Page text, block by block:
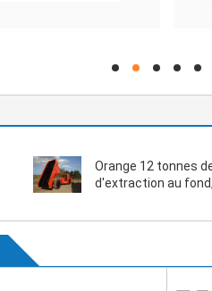
hd hd hd hd hd
Orange 12 tonnes
d'extraction au